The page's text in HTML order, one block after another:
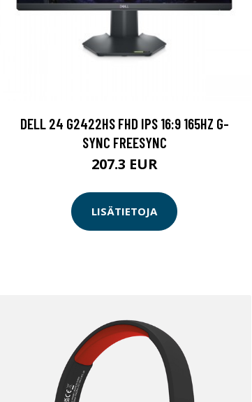
DELL 24 G2422HS FHD IPS 16:9 165HZ G-
SYNC FREESYNC
207.3 EUR
LISÄTIETOJA